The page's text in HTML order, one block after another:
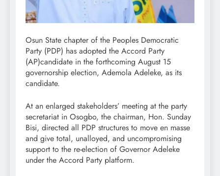
Osun State chapter of the Peoples Democratic
Party (PDP) has adopted the Accord Party
(AP)candidate in the forthcoming August 15
governorship election, Ademola Adeleke, as its
candidate.
At an enlarged stakeholders’ meeting at the party
secretariat in Osogbo, the chairman, Hon. Sunday
Bisi, directed all PDP structures to move en masse
and give total, unalloyed, and uncompromising
support to the re-election of Governor Adeleke
under the Accord Party platform.